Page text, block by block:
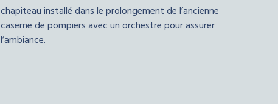
chapiteau installé dans le prolongement de l’ancienne
caserne de pompiers avec un orchestre pour assurer
l’ambiance.